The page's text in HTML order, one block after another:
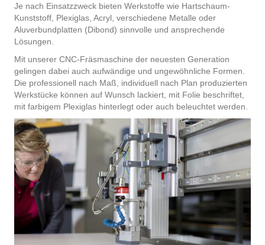
Je nach Einsatzzweck bieten Werkstoffe wie Hartschaum-
Kunststoff, Plexiglas, Acryl, verschiedene Metalle oder
Aluverbundplatten (Dibond) sinnvolle und ansprechende
Lösungen.
Mit unserer CNC-Fräsmaschine der neuesten Generation
gelingen dabei auch aufwändige und ungewöhnliche Formen.
Die professionell nach Maß, individuell nach Plan produzierten
Werkstücke können auf Wunsch lackiert, mit Folie beschriftet,
mit farbigem Plexiglas hinterlegt oder auch beleuchtet werden.